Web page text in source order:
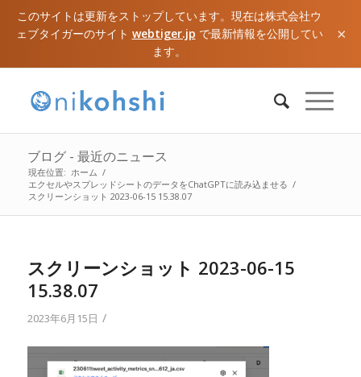
このサイトは更新をストップしています。現在は株式会社ウ
ェブタイガーのサイト webtiger.jp で最新情報を公開してい
ます。
×
ブログ - 最近のニュース
現在位置: ホーム /
エクセルやスプレッドシートのデータをChatGPTに読み込ませる /
スクリーンショット 2023-06-15 15.38.07
スクリーンショット 2023-06-15
15.38.07
2023年6月15日 /